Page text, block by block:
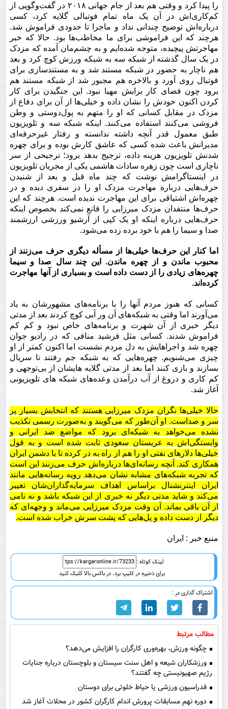
را پیدا کرد و وقتی هم بعد از جام جهانی ۲۰۱۸ در گفت‌وگویی از
کم‌کاری‌اش در آن یک ماه تمام فوتبالی گلایه کرد، کسی
درباره‌اش توضیح چندانی نداد و ماجرا تا حدودی فراموش شد.
هرچند که این فراموشی برای ما مخاطب‌ها بود. حالا که خبر
مهاجرتش پیچیده، متوجه شده‌ایم و به چشم‌مان آمده که مزدک
در یک سال گذشته از شبکه سه به شبکه ورزش کوچ کرد و بعد
هم ناچار به حضور در شبکه مستند شد و به مستندسازی برای
فوتبال روی آورد و بالاخره هم مجبور شد از شبکه مستند هم
برود چون فضای کار برایش مهیا نبود. این جنگیدن برای کار
کردن اکنون خودش را نشان داده و خیلی‌ها از آن برای دفاع از
مزدک در مقابل کسانی که او را متهم به پول‌دوستی و وطن
فروشی می‌کنند استفاده می‌کنند. اینکه شبکه سه و تلویزیون
طبق معمول قدر آنچه داشته ندانسته و رفتار غیرحرفه‌ای
مدیرانش باعث شده کسی که عاشق کارش بوده و برای چهره‌
شدنش تلویزیون هزینه داده، ترجیج بدهد برود؛ ترجیحی از سر
ناچاری است چون زهره‌ سادات هاشمی یکی از مجریان تلویزیون
در اینستاگرامش نوشت که چند ماه قبل و بعد از شنیدن
حرف‌هایی درباره مهاجرت مزدک او را در سفری دیده و در
چهره‌اش اشتیاقی برای این مهاجرت ندیده است. هرچند که این
حرف‌ها منتقدان مزدک میرزایی را قانع نمی‌کند بخصوص اینکه
حرف‌هایی درباره اینکه او یک کپی از آرشیو ورزشی ارزشمند
صدا و سیما را هم با خود برده زده می‌شود.
اما کنار این حرف‌ها خیلی‌ها از مسأله دیگری حرف می‌زنند از
محبوب ماندن و از چهره ماندن. این چند سال صدا و سیما
چهره‌های زیادی را از دست داده است و بسیاری از آنها مهاجرت
کرده‌اند.
کسانی که هنوز مردم آنها را با برنامه‌های مشهورشان به یاد
می‌آورند اما وقتی به شبکه‌های آن ور آبی کوچ کردند بعد از مدتی
دیگر خبری از آن شهرت و برنامه‌های خاص نبود و کم کم
فراموش شدند. کسانی مثل فرشید منافی که در رادیو جوان
چهره شد و اجراهایش به دل مردم نشست اما اکنون کمتر از او
چیزی می‌شنویم. چهره‌هایی که به شبکه جم رفتند تا سریال
بسازند و بازی کنند اما بعد از مدتی گلایه هایشان از بی‌توجهی و
کم کاری و دروغ از آب درآمدن وعده‌های شبکه های تلویزیونی
آغاز شد.
حالا خیلی‌ها نگران مزدک میرزایی هستند که انتخابش بسیار پر
سر و صداست. او آن‌طور که می‌گویند و به‌صورت رسمی تکذیب
نشده می‌خواهد به شبکه‌ای برود که مواضع ضد ایرانی و
وابستگی‌اش به عربستان سعودی ثابت شده است و به قول
خیلی‌ها دلارهای نفتی او را هم از راه به در کرده تا با دشمن ایران
همکاری کند. آنچه رسانه‌ای‌ها درباره‌اش حرف می‌زنند این است
که تجربه شبکه‌های مشابه نشان می‌دهد رویه رسانه‌هایی مانند
ایران اینترنشنال براساس اهداف سرمایه‌گذاران‌شان تغییر
می‌کند و شاید مدتی دیگر نه خبری از این شبکه باشد و نه نامی
از آن باقی بماند. آن وقت مزدک میرزایی می‌ماند و وجهه‌ای که
دیگر از دست داده و پل‌هایی که پشت سرش خراب شده است.
منبع خبر : ایران
لینک کوتاه :
برای ذخیره در کلیپ برد، در باکس بالا کلیک کنید
اشتراک گذاری در :
مطالب مرتبط
چگونه ورزش، بهره‌وری کارگران را افزایش می‌دهد؟
ورزشکاران شیعه و اهل سنت سیستان و بلوچستان درباره جنایات
رژیم صهیونیستی چه گفتند؟
فدراسیون ورزشی یا حیاط خلوتی برای دوستان
دوره نهم مسابقات پرورش اندام کارگران کشور در محلات آغاز شد